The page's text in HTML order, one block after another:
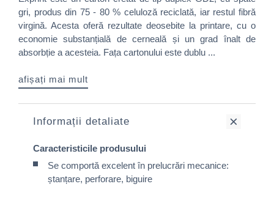
gri, produs din 75 - 80 % celuloză reciclată, iar restul fibră
virgină. Acesta oferă rezultate deosebite la printare, cu o
economie substanțială de cerneală și un grad înalt de
absorbție a acesteia. Fața cartonului este dublu ...
afișați mai mult
Informații detaliate
Caracteristicile produsului
Se comportă excelent în prelucrări mecanice:
ștanțare, perforare, biguire